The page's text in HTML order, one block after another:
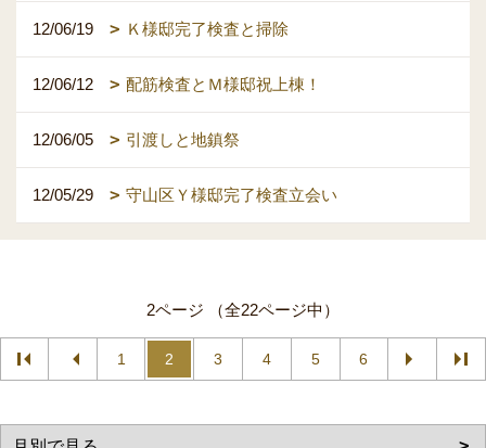
12/06/19 Ｋ様邸完了検査と掃除
12/06/12 配筋検査とＭ様邸祝上棟！
12/06/05 引渡しと地鎮祭
12/05/29 守山区Ｙ様邸完了検査立会い
2ページ （全22ページ中）
1 2 3 4 5 6